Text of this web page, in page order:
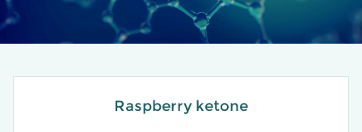
Raspberry ketone